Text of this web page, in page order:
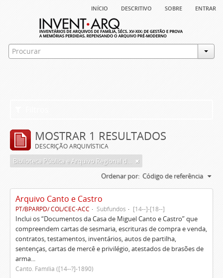
início descritivo sobre entrar
MOSTRAR 1 RESULTADOS
DESCRIÇÃO ARQUIVÍSTICA
Biblioteca Pública e Arquivo Regional de Ponta Delgada
Ordenar por: Código de referência
Arquivo Canto e Castro
PT/BPARPD/ COL/CEC-ACC Subfundos [14--]-[18--]
Inclui os “Documentos da Casa de Miguel Canto e Castro” que
compreendem cartas de sesmaria, escrituras de compra e venda,
contratos, testamentos, inventários, autos de partilha,
sentenças, cartas de mercê e privilégio, atestados de brasões de
arma...
Canto. Família ([14--?]-1890)